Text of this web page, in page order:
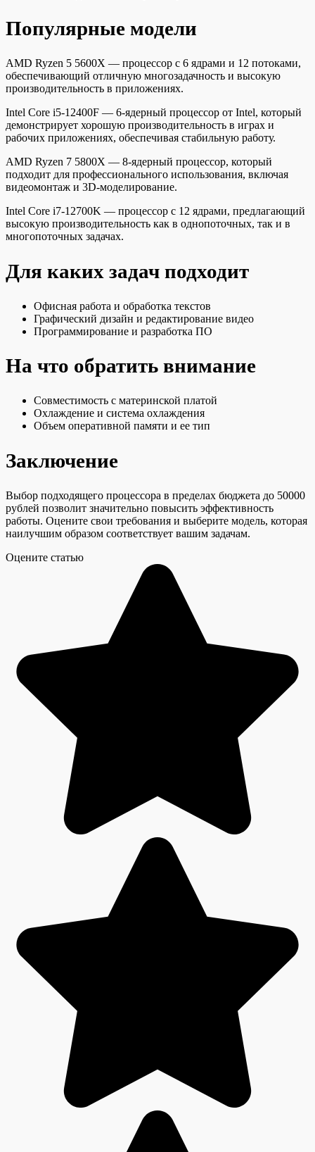
Популярные модели
AMD Ryzen 5 5600X — процессор с 6 ядрами и 12 потоками,
обеспечивающий отличную многозадачность и высокую
производительность в приложениях.
Intel Core i5-12400F — 6-ядерный процессор от Intel, который
демонстрирует хорошую производительность в играх и
рабочих приложениях, обеспечивая стабильную работу.
AMD Ryzen 7 5800X — 8-ядерный процессор, который
подходит для профессионального использования, включая
видеомонтаж и 3D-моделирование.
Intel Core i7-12700K — процессор с 12 ядрами, предлагающий
высокую производительность как в однопоточных, так и в
многопоточных задачах.
Для каких задач подходит
Офисная работа и обработка текстов
Графический дизайн и редактирование видео
Программирование и разработка ПО
На что обратить внимание
Совместимость с материнской платой
Охлаждение и система охлаждения
Объем оперативной памяти и ее тип
Заключение
Выбор подходящего процессора в пределах бюджета до 50000
рублей позволит значительно повысить эффективность
работы. Оцените свои требования и выберите модель, которая
наилучшим образом соответствует вашим задачам.
Оцените статью